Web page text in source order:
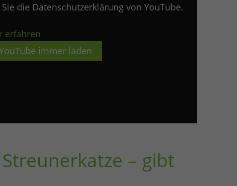
die Datenschutzerklärung von YouTube.
erfahren
immer laden
– gibt